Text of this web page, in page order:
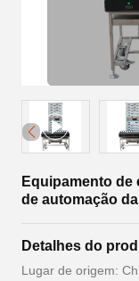
Equipamento de
de automação
Detalhes do
Lugar de origem: